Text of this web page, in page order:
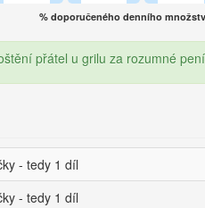
% doporučeného denního
přátel u grilu za rozumné
- tedy 1 díl
- tedy 1 díl